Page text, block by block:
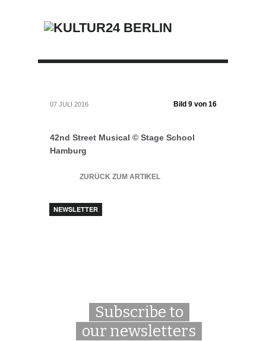
07 JULI 2016 Bild 9 von 16
42nd Street Musical © Stage School
Hamburg
ZURÜCK ZUM ARTIKEL
NEWSLETTER
Subscribe to
our newsletters